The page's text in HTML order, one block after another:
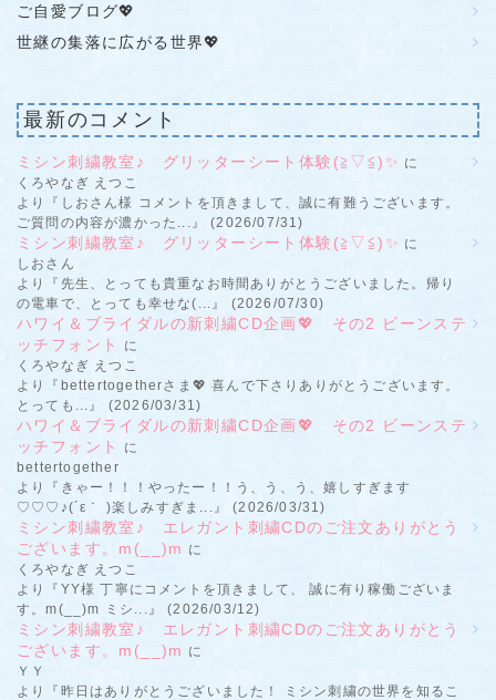
ご自愛ブログ💖
世継の集落に広がる世界💖
最新のコメント
ミシン刺繍教室♪ グリッターシート体験(≧▽≦)✨ に
くろやなぎ えつこ
より『しおさん様 コメントを頂きまして、誠に有難うございます。
ご質問の内容が濃かった...』 (2026/07/31)
ミシン刺繍教室♪ グリッターシート体験(≧▽≦)✨ に
しおさん
より『先生、とっても貴重なお時間ありがとうございました。帰り
の電車で、とっても幸せな(...』 (2026/07/30)
ハワイ＆ブライダルの新刺繍CD企画💖 その2 ビーンステ
ッチフォント
に
くろやなぎ えつこ
より『bettertogetherさま💖 喜んで下さりありがとうございます。
とっても...』 (2026/03/31)
ハワイ＆ブライダルの新刺繍CD企画💖 その2 ビーンステ
ッチフォント
に
bettertogether
より『きゃー！！！やったー！！う、う、う、嬉しすぎます
♡♡♡♪(´ε｀ )楽しみすぎま...』 (2026/03/31)
ミシン刺繍教室♪ エレガント刺繍CDのご注文ありがとう
ございます。m(__)m に
くろやなぎ えつこ
より『YY様 丁寧にコメントを頂きまして、 誠に有り稼働ございま
す。m(__)m ミシ...』 (2026/03/12)
ミシン刺繍教室♪ エレガント刺繍CDのご注文ありがとう
ございます。m(__)m に
ＹＹ
より『昨日はありがとうございました！ ミシン刺繍の世界を知るこ